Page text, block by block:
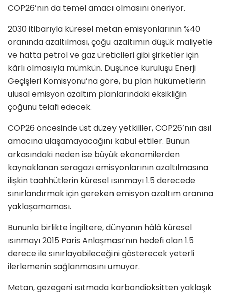
COP26’nın da temel amacı olmasını öneriyor.
2030 itibarıyla küresel metan emisyonlarının %40
oranında azaltılması, çoğu azaltımın düşük maliyetle
ve hatta petrol ve gaz üreticileri gibi şirketler için
kârlı olmasıyla mümkün. Düşünce kuruluşu Enerji
Geçişleri Komisyonu’na göre, bu plan hükümetlerin
ulusal emisyon azaltım planlarındaki eksikliğin
çoğunu telafi edecek.
COP26 öncesinde üst düzey yetkililer, COP26’nın asıl
amacına ulaşamayacağını kabul ettiler. Bunun
arkasındaki neden ise büyük ekonomilerden
kaynaklanan seragazı emisyonlarının azaltılmasına
ilişkin taahhütlerin küresel ısınmayı 1.5 derecede
sınırlandırmak için gereken emisyon azaltım oranına
yaklaşamaması.
Bununla birlikte İngiltere, dünyanın hâlâ küresel
ısınmayı 2015 Paris Anlaşması’nın hedefi olan 1.5
derece ile sınırlayabileceğini gösterecek yeterli
ilerlemenin sağlanmasını umuyor.
Metan, gezegeni ısıtmada karbondioksitten yaklaşık